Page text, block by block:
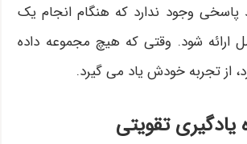
پاسخی وجود ندارد که هنگام انجام یک
ارائه شود. وقتی که هیچ مجموعه داده
از تجربه خودش یاد می گیرد.
یادگیری تقویتی